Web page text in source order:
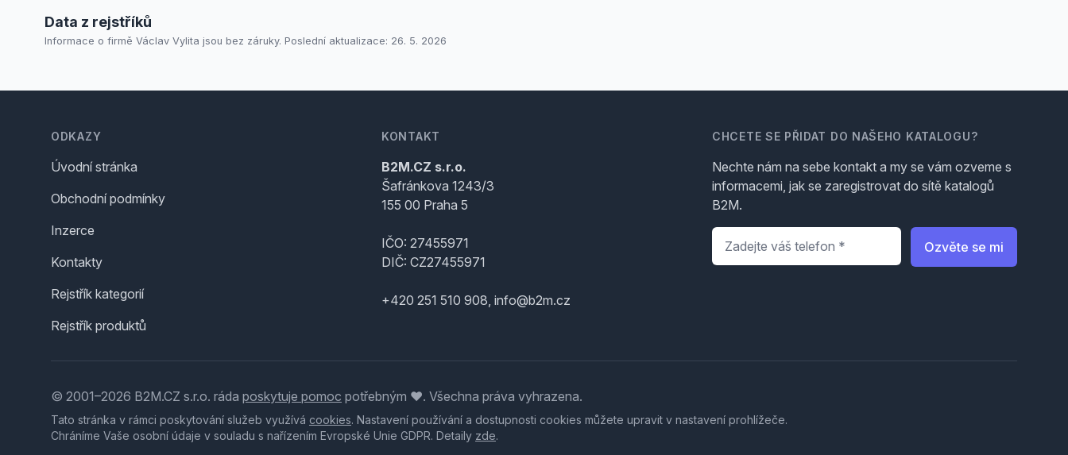
Data z rejstříků
Informace o firmě Václav Vylita jsou bez záruky. Poslední aktualizace: 26. 5. 2026
ODKAZY
Úvodní stránka
Obchodní podmínky
Inzerce
Kontakty
Rejstřík kategorií
Rejstřík produktů
KONTAKT
B2M.CZ s.r.o.
Šafránkova 1243/3
155 00 Praha 5
IČO: 27455971
DIČ: CZ27455971
+420 251 510 908, info@b2m.cz
CHCETE SE PŘIDAT DO NAŠEHO KATALOGU?
Nechte nám na sebe kontakt a my se vám ozveme s
informacemi, jak se zaregistrovat do sítě katalogů
B2M.
Telefon
Ozvěte se mi
© 2001–2026 B2M.CZ s.r.o. ráda poskytuje pomoc potřebným ♥️. Všechna práva vyhrazena.
Tato stránka v rámci poskytování služeb využívá cookies. Nastavení používání a dostupnosti cookies můžete upravit v nastavení prohlížeče.
Chráníme Vaše osobní údaje v souladu s nařízením Evropské Unie GDPR. Detaily zde.